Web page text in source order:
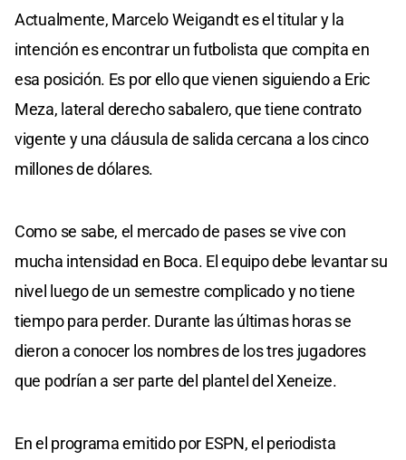
Actualmente, Marcelo Weigandt es el titular y la
intención es encontrar un futbolista que compita en
esa posición. Es por ello que vienen siguiendo a Eric
Meza, lateral derecho sabalero, que tiene contrato
vigente y una cláusula de salida cercana a los cinco
millones de dólares.
Como se sabe, el mercado de pases se vive con
mucha intensidad en Boca. El equipo debe levantar su
nivel luego de un semestre complicado y no tiene
tiempo para perder. Durante las últimas horas se
dieron a conocer los nombres de los tres jugadores
que podrían a ser parte del plantel del Xeneize.
En el programa emitido por ESPN, el periodista